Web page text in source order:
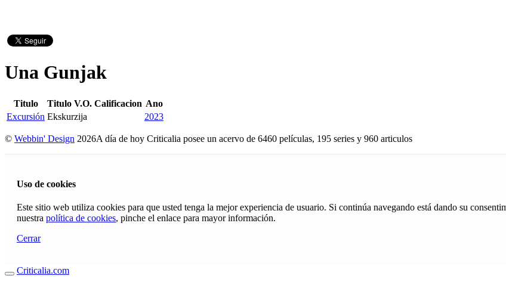
Una Gunjak
Titulo Titulo V.O. Calificacion Ano
Excursión Ekskurzija 2023
© Webbin' Design 2026A día de hoy Criticalia posee un acervo de 6460 películas, 195 series y 960 articulos
Uso de cookies
Este sitio web utiliza cookies para que usted tenga la mejor experiencia de usuario. Si continúa navegando está dando su
nuestra política de cookies, pinche el enlace para mayor información.
Cerrar
Criticalia.com